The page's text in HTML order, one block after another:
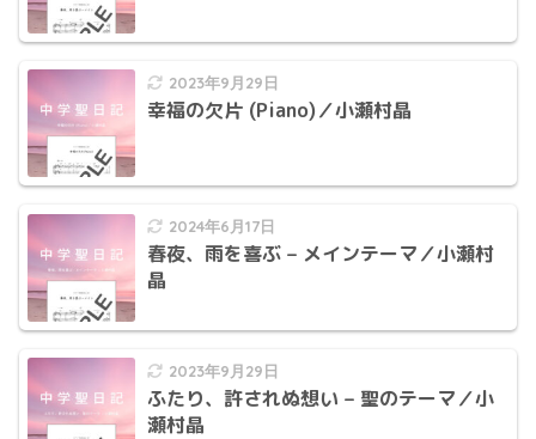
2023年9月29日
幸福の欠片 (Piano)／小瀬村晶
2024年6月17日
春夜、雨を喜ぶ – メインテーマ／小瀬村
晶
2023年9月29日
ふたり、許されぬ想い – 聖のテーマ／小
瀬村晶